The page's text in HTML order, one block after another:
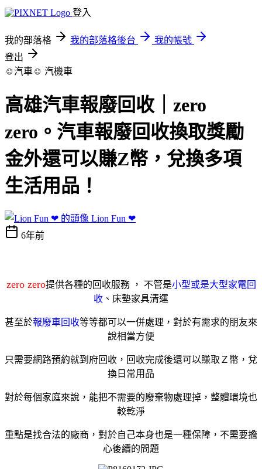
登入
我的部落格 我的部落格後台
我的帳號
登出
☺汽車☺ 汽機車
高雄汽車報廢回收｜zero
zero。汽車報廢回收換取獎勵
金外還可以賺Z幣，兌換多項
生活用品！
Lion Fun ❤
6年前
zero zero提供各種的回收服務， 不管是小型或是大型家電回
收 、床墊家具清運
甚至於報廢車回收等等都可以一併處理，對於有需求的朋友來
說相當方便
只需要網路預約就到府回收，回收完成後還可以賺取 Ｚ幣，兌
換日常用品
對於每個家庭來說，能把不需要的廢棄物處理掉，整體環境也
較乾淨
重點是找合法的廠商，對於自己本身也是一種保障，不需要擔
心後續的問題